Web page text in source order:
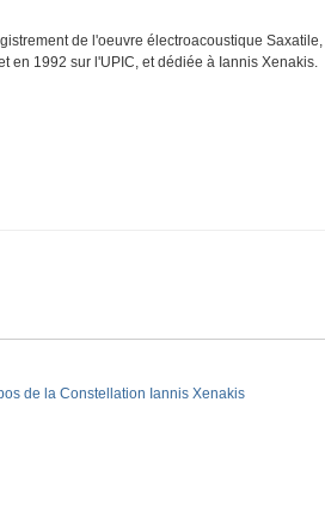
de l'oeuvre électroacoustique
en 1992 sur l'UPIC, et dédiée à Iannis Xenakis.
de la Constellation Iannis Xenakis